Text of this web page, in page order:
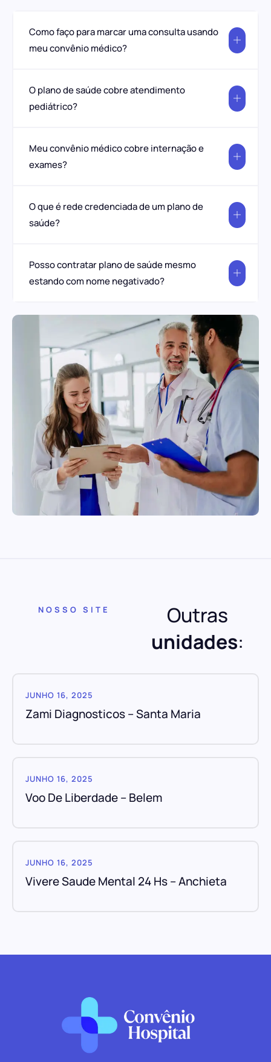
Como faço para marcar uma consulta usando
meu convênio médico?
O plano de saúde cobre atendimento
pediátrico?
Meu convênio médico cobre internação e
exames?
O que é rede credenciada de um plano de
saúde?
Posso contratar plano de saúde mesmo
estando com nome negativado?
NOSSO SITE
Outras
unidades:
JUNHO 16, 2025
Zami Diagnosticos – Santa Maria
JUNHO 16, 2025
Voo De Liberdade – Belem
JUNHO 16, 2025
Vivere Saude Mental 24 Hs – Anchieta